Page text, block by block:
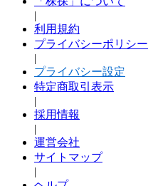
|
利用規約
プライバシーポリシー
|
プライバシー設定
特定商取引表示
|
採用情報
|
運営会社
サイトマップ
|